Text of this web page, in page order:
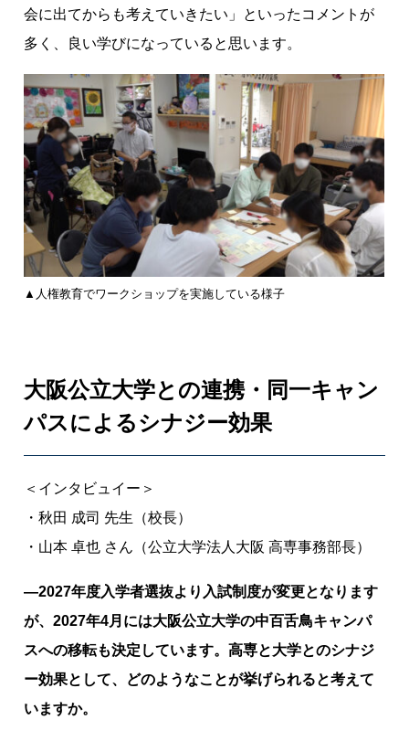
会に出てからも考えていきたい」といったコメントが
多く、良い学びになっていると思います。
▲人権教育でワークショップを実施している様子
大阪公立大学との連携・同一キャン
パスによるシナジー効果
＜インタビュイー＞
・秋田 成司 先生（校長）
・山本 卓也 さん（公立大学法人大阪 高専事務部長）
―2027年度入学者選抜より入試制度が変更となります
が、2027年4月には大阪公立大学の中百舌鳥キャンパ
スへの移転も決定しています。高専と大学とのシナジ
ー効果として、どのようなことが挙げられると考えて
いますか。